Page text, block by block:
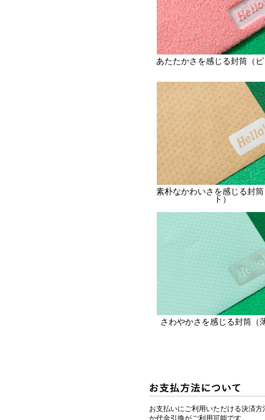
あたたかさを感じる封筒（
素朴なかわいさを感じる封
ト）
さわやかさを感じる封筒（
お支払いにご利用いただける決済
か代金引換がご利用可能です。